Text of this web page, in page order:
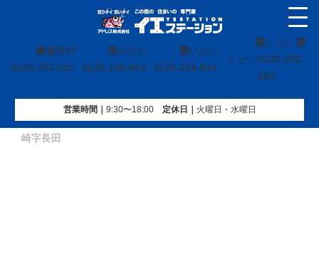
総合受付
0120-297-011
売りたい
0120-139-664
買いたい
0120-424-544
貸し たい 借
り たい 0120-302-
563
営業時間｜ 9:30〜18:00定休⽇｜ 火曜⽇・水曜⽇
イエステーション»売買実績»戸建»宮城県宮城郡松島町磯
崎字長田